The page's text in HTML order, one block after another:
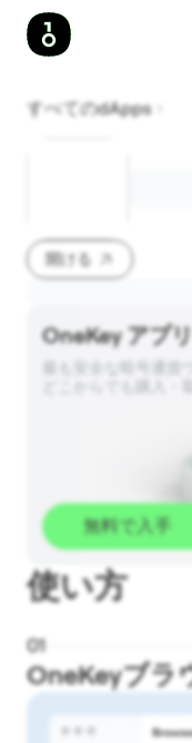
すべてのdApps
開ける
OneKey アプ
最も安全な暗号通貨
無料で入手
使い方
01
OneKeyブラ